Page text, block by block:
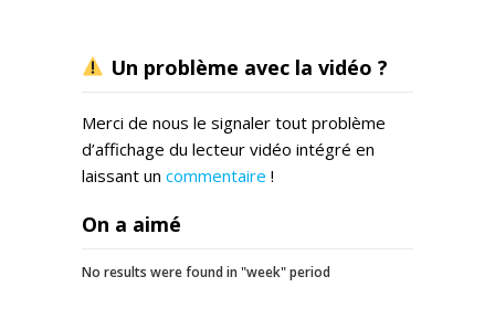
Un problème avec la vidéo ?
Merci de nous le signaler tout problème
d’affichage du lecteur vidéo intégré en
laissant un commentaire !
On a aimé
No results were found in "week" period